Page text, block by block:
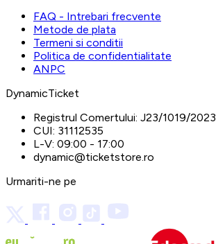
FAQ - Intrebari frecvente
Metode de plata
Termeni si conditii
Politica de confidentialitate
ANPC
DynamicTicket
Registrul Comertului: J23/1019/2023
CUI: 31112535
L-V: 09:00 - 17:00
dynamic@ticketstore.ro
Urmariti-ne pe